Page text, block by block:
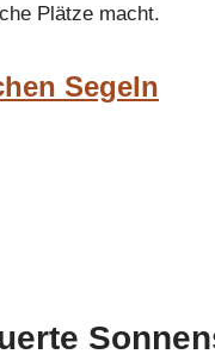
Plätze macht.
Segeln